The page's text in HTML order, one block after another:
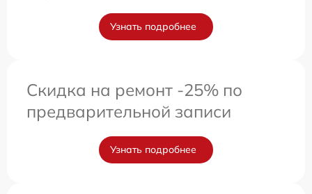
Узнать подробнее
Скидка на ремонт -25% по
предварительной записи
Узнать подробнее